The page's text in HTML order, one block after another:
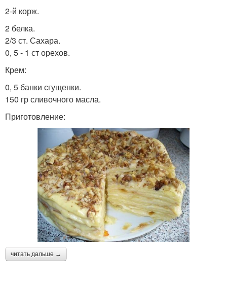
2-й корж.
2 белка.
2/3 ст. Сахара.
0, 5 - 1 ст орехов.
Крем:
0, 5 банки сгущенки.
150 гр сливочного масла.
Приготовление:
читать дальше →